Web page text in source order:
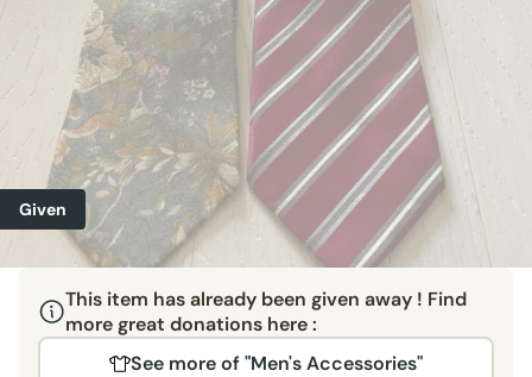
Given
This item has already been given away ! Find
more great donations here :
See more of "Men's Accessories"